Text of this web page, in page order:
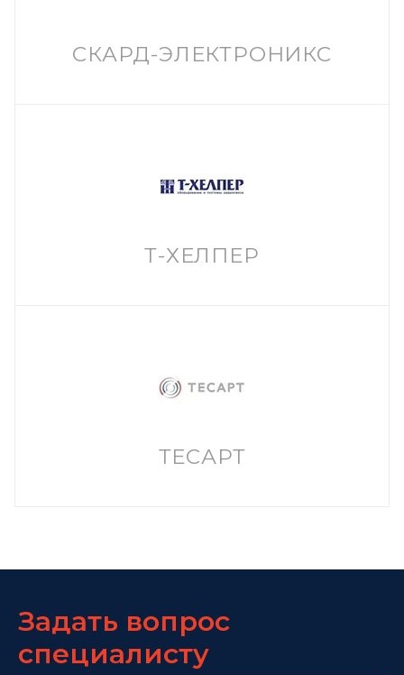
СКАРД-ЭЛЕКТРОНИКС
Т-ХЕЛПЕР
ТЕСАРТ
Задать вопрос
специалисту